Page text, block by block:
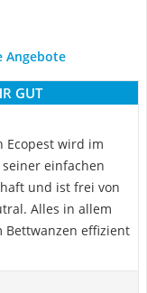
Angebote
GUT
Ecopest wird im
einfachen
und ist frei von
Alles in allem
Bettwanzen effizient